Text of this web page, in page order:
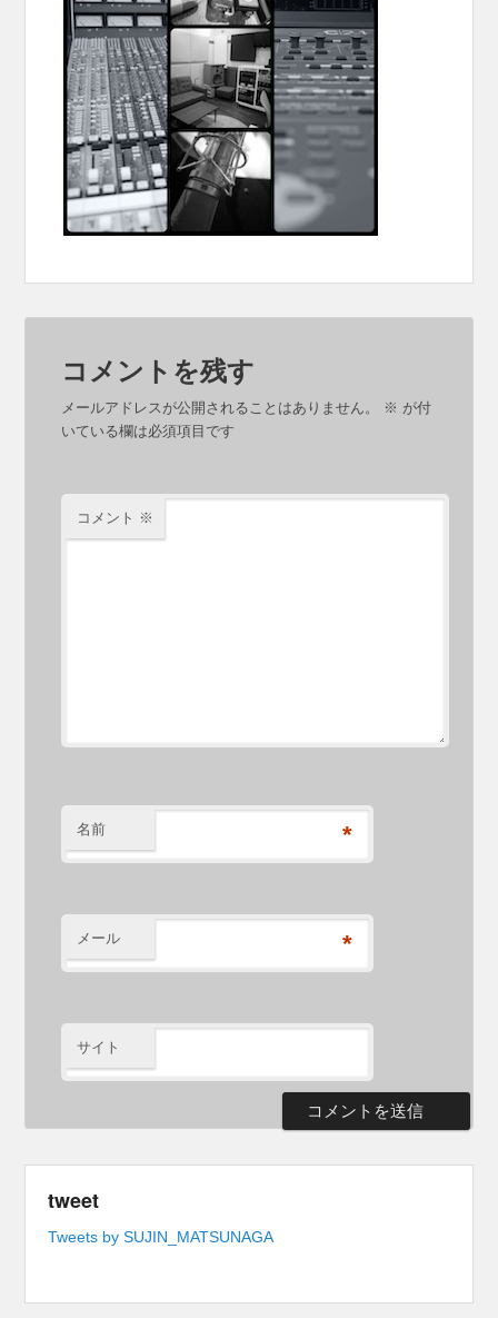
コメントを残す
メールアドレスが公開されることはありません。 ※ が付
いている欄は必須項目です
コメント ※
名前 *
メール *
サイト
tweet
Tweets by SUJIN_MATSUNAGA